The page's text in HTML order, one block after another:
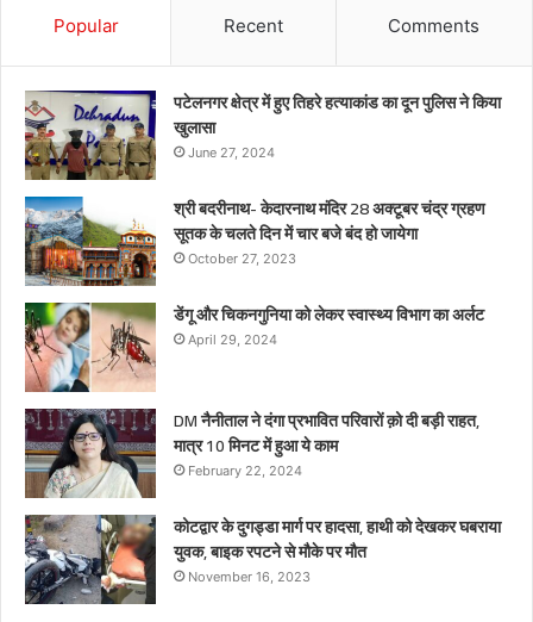
Popular Recent Comments
पटेलनगर क्षेत्र में हुए तिहरे हत्याकांड का दून पुलिस ने किया
खुलासा
June 27, 2024
श्री बदरीनाथ- केदारनाथ मंदिर 28 अक्टूबर चंद्र ग्रहण
सूतक के चलते दिन में चार बजे बंद हो जायेगा
October 27, 2023
डेंगू और चिकनगुनिया को लेकर स्वास्थ्य विभाग का अर्लट
April 29, 2024
DM नैनीताल ने दंगा प्रभावित परिवारों क़ो दी बड़ी राहत,
मात्र 10 मिनट में हुआ ये काम
February 22, 2024
कोटद्वार के दुगड्डा मार्ग पर हादसा, हाथी को देखकर घबराया
युवक, बाइक रपटने से मौके पर मौत
November 16, 2023